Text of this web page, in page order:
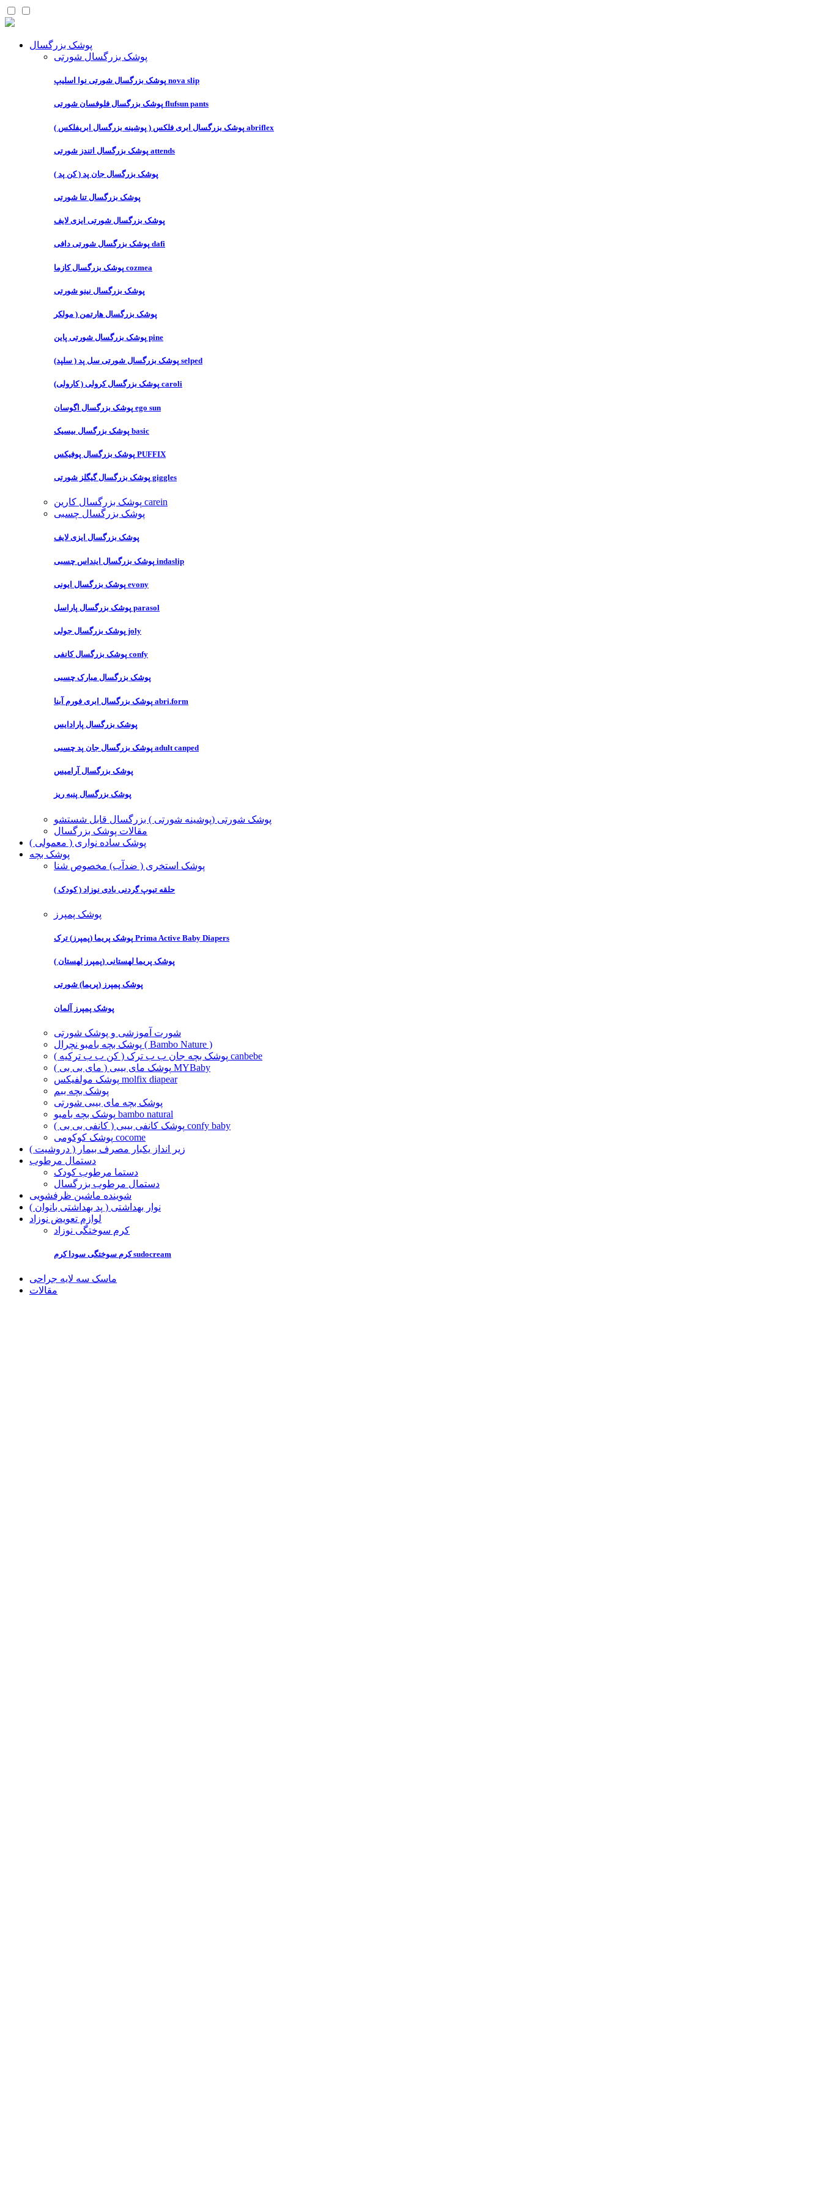
پوشک بزرگسال
پوشک بزرگسال شورتی
پوشک بزرگسال شورتی نوا اسلیپ nova slip
پوشک بزرگسال فلوفسان شورتی flufsun pants
پوشک بزرگسال ابری فلکس ( پوشینه بزرگسال ابریفلکس ) abriflex
پوشک بزرگسال اتندز شورتی attends
پوشک بزرگسال جان پد ( کن پد )
پوشک بزرگسال تنا شورتی
پوشک بزرگسال شورتی ایزی لایف
پوشک بزرگسال شورتی دافی dafi
پوشک بزرگسال کازما cozmea
پوشک بزرگسال نینو شورتی
پوشک بزرگسال هارتمن ( مولکر
پوشک بزرگسال شورتی پاین pine
پوشک بزرگسال شورتی سل پد ( سلپد) selped
پوشک بزرگسال کرولی ( کارولی) caroli
پوشک بزرگسال اگوسان ego sun
پوشک بزرگسال بیسیک basic
پوشک بزرگسال پوفیکس PUFFIX
پوشک بزرگسال گیگلز شورتی giggles
پوشک بزرگسال کارین carein
پوشک بزرگسال چسبی
پوشک بزرگسال ایزی لایف
پوشک بزرگسال اینداس چسبی indaslip
پوشک بزرگسال ایونی evony
پوشک بزرگسال پاراسل parasol
پوشک بزرگسال جولی joly
پوشک بزرگسال کانفی confy
پوشک بزرگسال مبارک چسبی
پوشک بزرگسال ابری فورم آبنا abri.form
پوشک بزرگسال پارادایس
پوشک بزرگسال جان پد چسبی adult canped
پوشک بزرگسال آرامیس
پوشک بزرگسال پنبه ریز
پوشک شورتی (پوشینه شورتی ) بزرگسال قابل شستشو
مقالات پوشک بزرگسال
پوشک ساده نواری ( معمولی )
پوشک بچه
پوشک استخری ( ضدآب) مخصوص شنا
حلقه تیوپ گردنی بادی نوزاد ( کودک )
پوشک پمپرز
پوشک پریما (پمپرز) ترک Prima Active Baby Diapers
پوشک پریما لهستانی (پمپرز لهستان )
پوشک پمپرز (پریما) شورتی
پوشک پمپرز آلمان
شورت آموزشی و پوشک شورتی
پوشک بچه بامبو نچرال ( Bambo Nature )
پوشک بچه جان ب ب ترک ( کن ب ب ترکیه ) canbebe
پوشک مای بیبی ( مای بی بی ) MYBaby
پوشک مولفیکس molfix diapear
پوشک بچه ببم
پوشک بچه مای بیبی شورتی
پوشک بچه بامبو bambo natural
پوشک کانفی بیبی ( کانفی بی بی ) confy baby
پوشک کوکومی cocome
زیر انداز یکبار مصرف بیمار ( دروشیت )
دستمال مرطوب
دستما مرطوب کودک
دستمال مرطوب بزرگسال
شوینده ماشین ظرفشویی
نوار بهداشتی ( پد بهداشتی بانوان )
لوازم تعویض نوزاد
کرم سوختگی نوزاد
کرم سوختگی سودا کرم sudocream
ماسک سه لایه جراحی
مقالات